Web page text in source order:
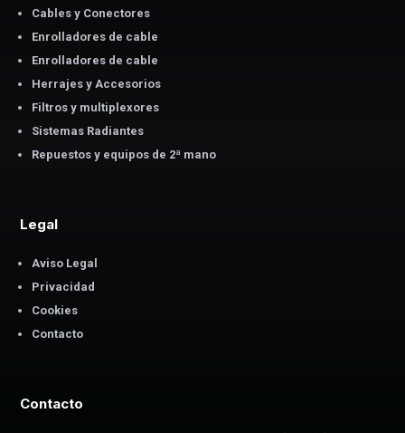
Cables y Conectores
Enrolladores de cable
Enrolladores de cable
Herrajes y Accesorios
Filtros y multiplexores
Sistemas Radiantes
Repuestos y equipos de 2ª mano
Legal
Aviso Legal
Privacidad
Cookies
Contacto
Contacto